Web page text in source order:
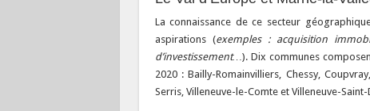
La connaissance de ce secteur
aspirations (exemples : acquisition
d’investissement…). Dix communes
2020 : Bailly-Romainvilliers, Chessy,
Serris, Villeneuve-le-Comte et Villeneuve-Saint-